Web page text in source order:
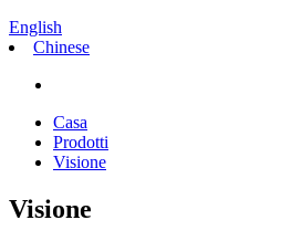
English
Chinese
Casa
Prodotti
Visione
Visione